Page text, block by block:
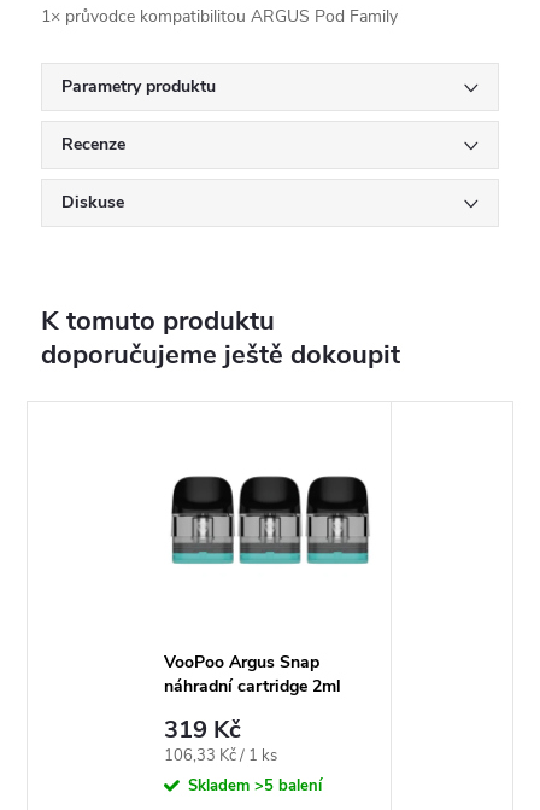
1× průvodce kompatibilitou ARGUS Pod Family
Parametry produktu
Recenze
Diskuse
K tomuto produktu
doporučujeme ještě dokoupit
VooPoo Argus Snap
náhradní cartridge 2ml
319 Kč
Měrná
cena:
106,33 Kč / 1 ks
Skladem >5 balení